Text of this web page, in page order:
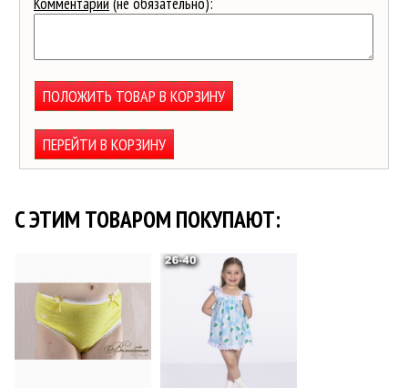
ПОЛОЖИТЬ ТОВАР В КОРЗИНУ
ПЕРЕЙТИ В КОРЗИНУ
C ЭТИМ ТОВАРОМ ПОКУПАЮТ: